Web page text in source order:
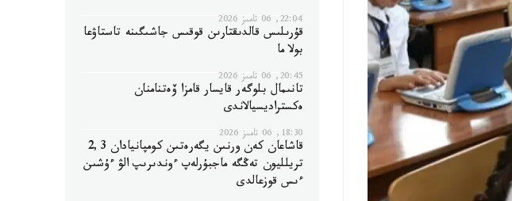
22:04, 06 تامىز 2026
قۇرىلىس قالدىقتارىن قوقىس جاشىگىنە تاستاۋعا
بولا ما
20:45, 06 تامىز 2026
تانىمال بلوگەر قايسار قامزا ۆەتنامنان
ەكستراديسيالاندى
18:30, 06 تامىز 2026
قاشاعان كەن ورنىن يگەرەتىن كومپانيادان 2,3
تريلليون تەڭگە ماجبۇرلەپ ءوندىرىپ الۋ ءۇشىن
ءىس قوزعالدى